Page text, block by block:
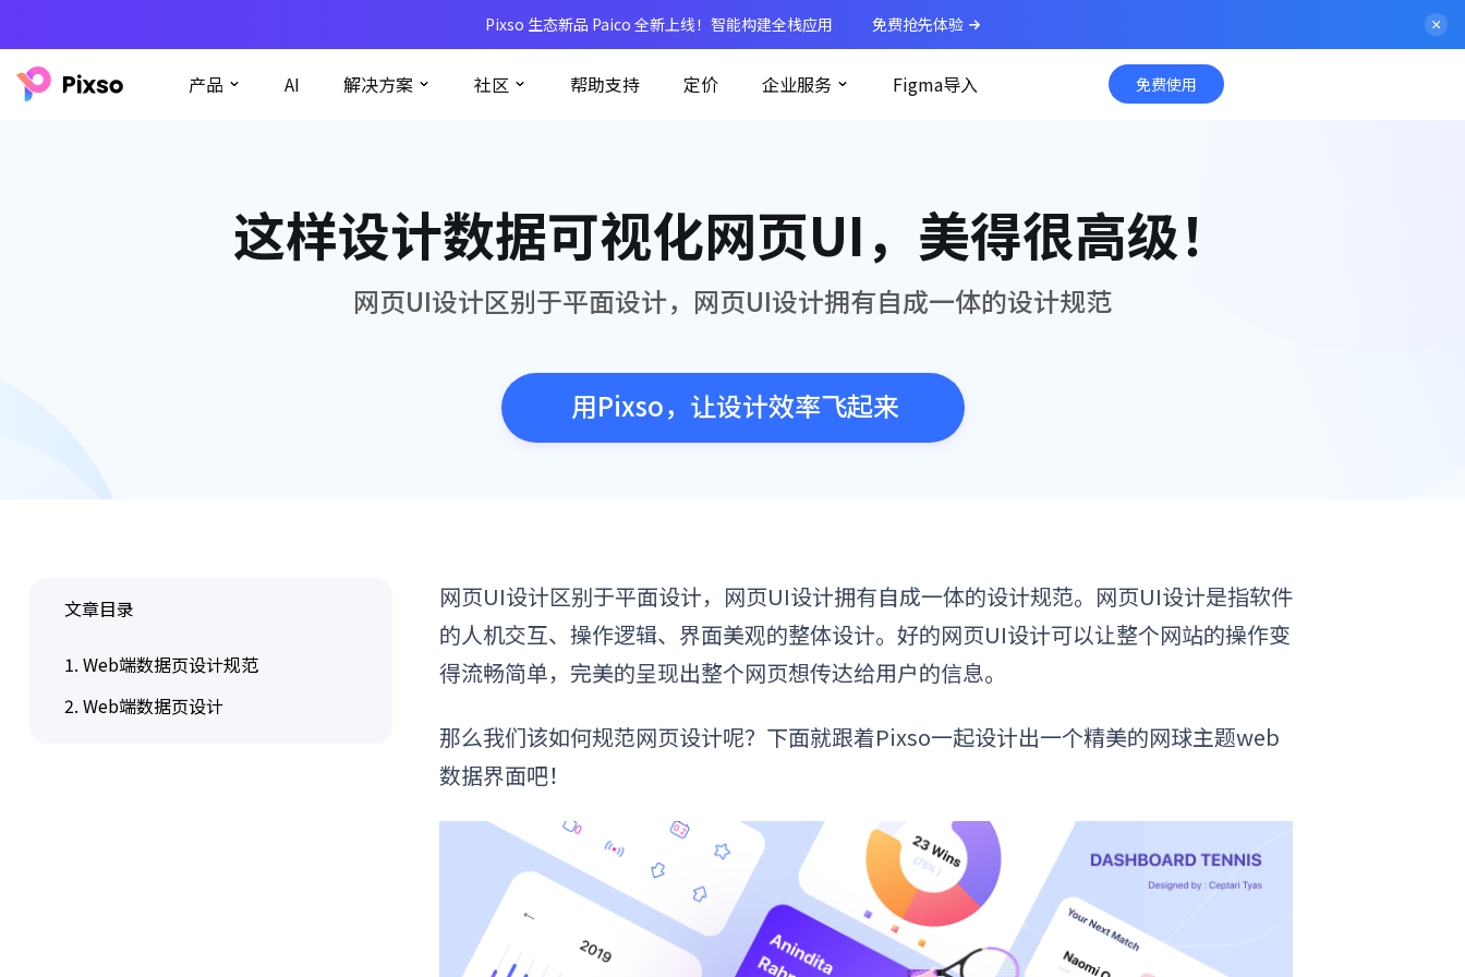
Pixso 生态新品 Paico 全新上线！智能构建全栈应用 免费抢先体验
产品 AI 解决方案 社区 帮助支持 定价 企业服务 Figma导入 免费使用
这样设计数据可视化网页UI，美得很高级！
网页UI设计区别于平面设计，网页UI设计拥有自成一体的设计规范
用Pixso，让设计效率飞起来
网页UI设计区别于平面设计， 网页UI设计拥有自成一体的设计规范。网页UI设计是指软件
的人机交互、操作逻辑、界面美观的整体设计。好的网页UI设计可以让整个网站的操作变
得流畅简单，完美的呈现出整个网页想传达给用户的信息。
那么我们该如何规范网页设计呢？下面就跟着Pixso一起设计出一个精美的网球主题web
数据界面吧！
文章目录
1. Web端数据页设计规范
2. Web端数据页设计